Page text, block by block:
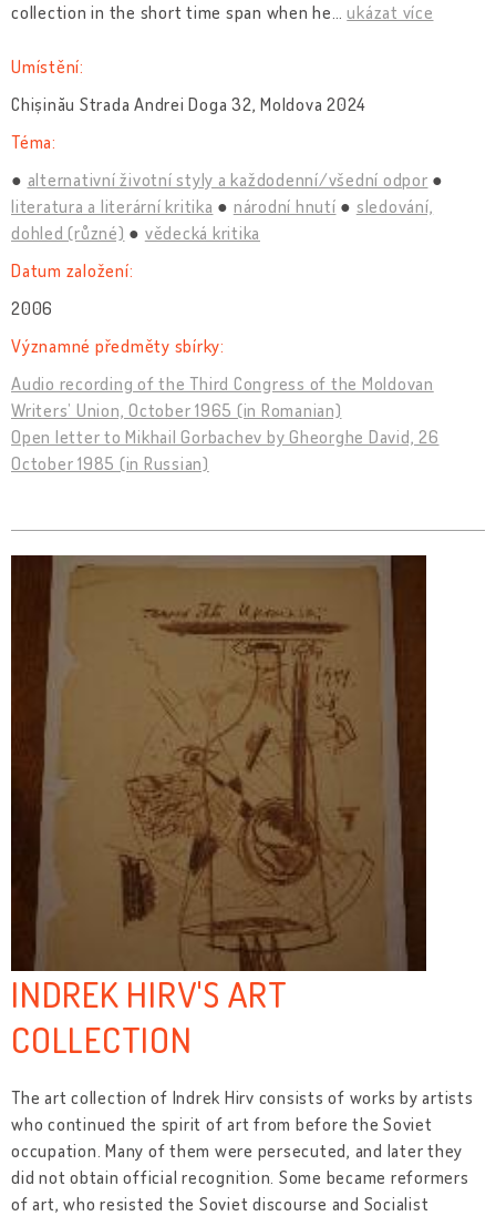
collection in the short time span when he…ukázat více
Umístění:
Chișinău Strada Andrei Doga 32, Moldova 2024
Téma:
alternativní životní styly a každodenní/všední odpor
literatura a literární kritika
národní hnutí
sledování,
dohled (různé)
vědecká kritika
Datum založení:
2006
Významné předměty sbírky:
Audio recording of the Third Congress of the Moldovan
Writers’ Union, October 1965 (in Romanian)
Open letter to Mikhail Gorbachev by Gheorghe David, 26
October 1985 (in Russian)
INDREK HIRV'S ART
COLLECTION
The art collection of Indrek Hirv consists of works by artists
who continued the spirit of art from before the Soviet
occupation. Many of them were persecuted, and later they
did not obtain official recognition. Some became reformers
of art, who resisted the Soviet discourse and Socialist